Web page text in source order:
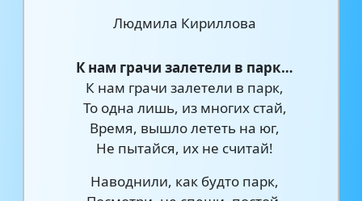
Людмила Кириллова
К нам грачи залетели в парк…
К нам грачи залетели в парк,
То одна лишь, из многих стай,
Время, вышло лететь на юг,
Не пытайся, их не считай!
Наводнили, как будто парк,